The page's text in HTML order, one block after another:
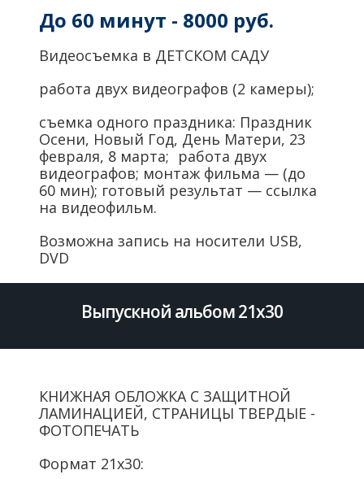
До 60 минут - 8000 руб.
Видеосъемка в ДЕТСКОМ САДУ
работа двух видеографов (2 камеры);
съемка одного праздника: Праздник
Осени, Новый Год, День Матери, 23
февраля, 8 марта; работа двух
видеографов; монтаж фильма — (до
60 мин); готовый результат — ссылка
на видеофильм.
Возможна запись на носители USB,
DVD
Выпускной альбом 21х30
КНИЖНАЯ ОБЛОЖКА С ЗАЩИТНОЙ
ЛАМИНАЦИЕЙ, СТРАНИЦЫ ТВЕРДЫЕ -
ФОТОПЕЧАТЬ
Формат 21х30: